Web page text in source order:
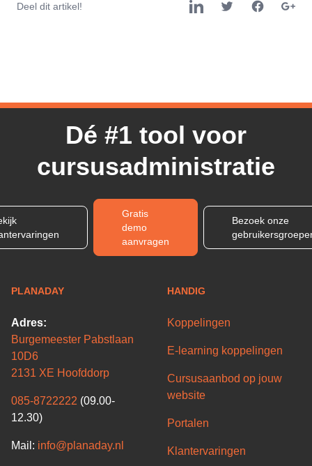
Deel dit artikel!
Dé #1 tool voor
cursusadministratie
Gratis
demo
aanvragen
Bezoek onze
PLANADAY
Adres:
Burgemeester Pabstlaan
10D6
2131 XE Hoofddorp
085-8722222 (09.00-
12.30)
Mail: info@planaday.nl
HANDIG
Koppelingen
E-learning koppelingen
Cursusaanbod op jouw
website
Portalen
Klantervaringen